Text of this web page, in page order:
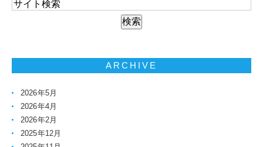
ARCHIVE
2026年5月
2026年4月
2026年2月
2025年12月